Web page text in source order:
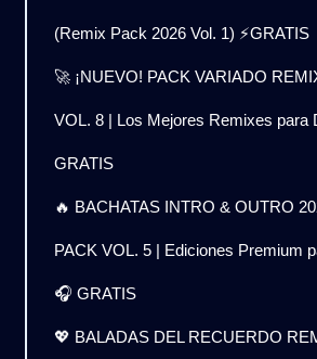
(Remix Pack 2026 Vol. 1) ⚡GRATIS
🚀 ¡NUEVO! PACK VARIADO
VOL. 8 | Los Mejores Remixes para
GRATIS
🔥 BACHATAS INTRO & OUTRO
PACK VOL. 5 | Ediciones Premium
🎧 GRATIS
💖 BALADAS DEL RECUERDO